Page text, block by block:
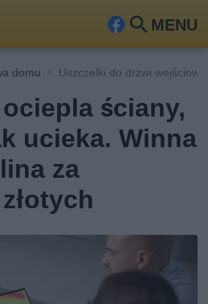
MENU
Fa
ook
Szu
kaj
domu Uszczelki do drzwi
ściany,
ucieka. Winna
za